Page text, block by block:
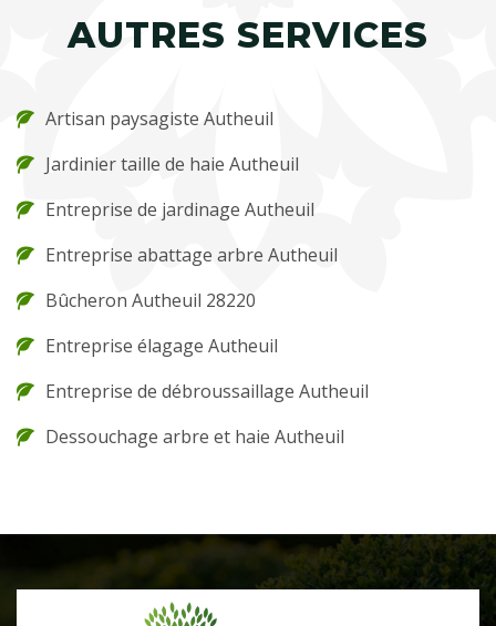
AUTRES SERVICES
Artisan paysagiste Autheuil
Jardinier taille de haie Autheuil
Entreprise de jardinage Autheuil
Entreprise abattage arbre Autheuil
Bûcheron Autheuil 28220
Entreprise élagage Autheuil
Entreprise de débroussaillage Autheuil
Dessouchage arbre et haie Autheuil